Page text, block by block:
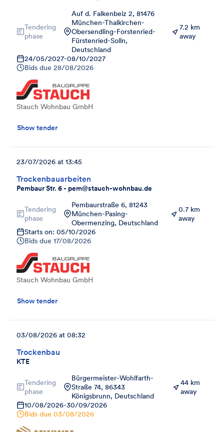
Tendering
phase
Auf d. Falkenbeiz 2, 81476
München-Thalkirchen-
Obersendling-Forstenried-
Fürstenried-Solln,
Deutschland
7.2 km
away
24/05/2027-08/10/2027
Bids due 28/08/2026
Stauch Wohnbau GmbH
Show tender
Trockenbauarbeiten
Pembaur Str. 6 - pem@stauch-wohnbau.de
23/07/2026 at 13:45
Tendering
phase
Pembaurstraße 6, 81243
München-Pasing-
Obermenzing, Deutschland
0.7 km
away
Starts on: 05/10/2026
Bids due 17/08/2026
Stauch Wohnbau GmbH
Show tender
Trockenbau
KTE
03/08/2026 at 08:32
Tendering
phase
Bürgermeister-Wohlfarth-
Straße 74, 86343
Königsbrunn, Deutschland
44 km
away
10/08/2026-30/09/2026
Bids due 03/08/2026